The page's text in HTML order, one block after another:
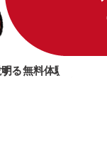
・無料体験
る